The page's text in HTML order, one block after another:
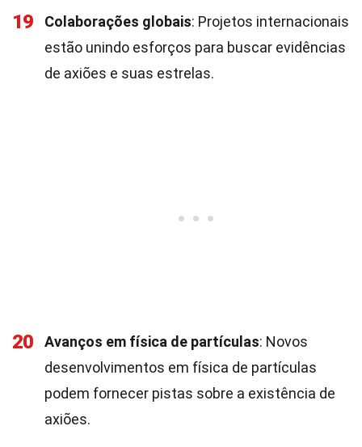
19 Colaborações globais: Projetos internacionais
estão unindo esforços para buscar evidências
de axiões e suas estrelas.
20 Avanços em física de partículas: Novos
desenvolvimentos em física de partículas
podem fornecer pistas sobre a existência de
axiões.